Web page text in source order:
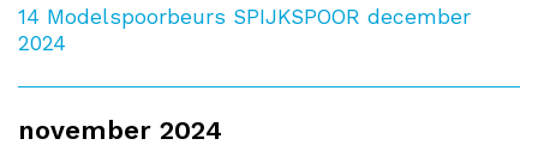
14 Modelspoorbeurs SPIJKSPOOR december
2024
november 2024